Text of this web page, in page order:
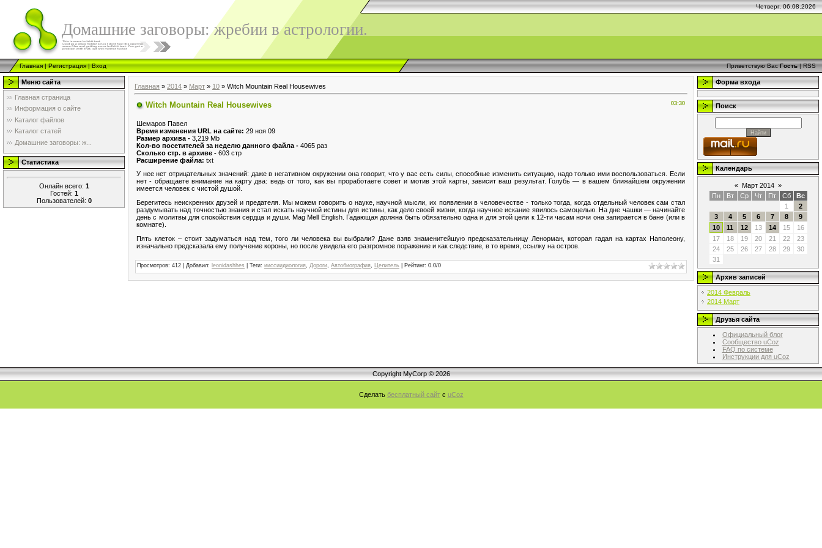
Четверг, 06.08.2026
Домашние заговоры: жребии в астрологии.
Главная|Регистрация|Вход Приветствую Вас Гость|RSS
Меню сайта
Главная страница
Информация о сайте
Каталог файлов
Каталог статей
Домашние заговоры: ж...
Статистика
Онлайн всего: 1
Гостей: 1
Пользователей: 0
Главная » 2014 » Март » 10 » Witch Mountain Real Housewives
03:30
Witch Mountain Real Housewives
Шемаров Павел
Время изменения URL на сайте: 29 ноя 09
Размер архива - 3,219 Mb
Кол-во посетителей за неделю данного файла - 4065 раз
Сколько стр. в архиве - 603 стр
Расширение файла: txt
У нее нет отрицательных значений: даже в негативном окружении она говорит, что у вас есть силы, способные изменить ситуацию, надо только ими воспользоваться. Если
нет - обращаете внимание на карту два: ведь от того, как вы проработаете совет и мотив этой карты, зависит ваш результат. Голубь — в вашем ближайшем окружении
имеется человек с чистой душой.
Берегитесь неискренних друзей и предателя. Мы можем говорить о науке, научной мысли, их появлении в человечестве - только тогда, когда отдельный человек сам стал
раздумывать над точностью знания и стал искать научной истины для истины, как дело своей жизни, когда научное искание явилось самоцелью. На дне чашки — начинайте
день с молитвы для спокойствия сердца и души. Mag Mell English. Гадающая должна быть обязательно одна и для этой цели к 12-ти часам ночи она запирается в бане (или в
комнате).
Пять клеток – стоит задуматься над тем, того ли человека вы выбрали? Даже взяв знаменитейшую предсказательницу Ленорман, которая гадая на картах Наполеону,
изначально предсказала ему получение короны, но после увидела его разгромное поражение и как следствие, в то время, ссылку на остров.
Просмотров: 412 Добавил: leonidashhes Теги: ииссиидиология Дороги Автобиография Целитель Рейтинг: 0.0/0
Форма входа
Поиск
Календарь
« Март 2014 »
Пн
Вт Ср Чт Пт Сб
Вс
1
2
3
4 5 6 7 8
9
10
11 12 13 14 15
16
17
18 19 20 21 22
23
24
25 26 27 28 29
30
31
Архив записей
2014 Февраль
2014 Март
Друзья сайта
Официальный блог
Сообщество uCoz
FAQ по системе
Инструкции для uCoz
Copyright MyCorp © 2026
Сделать бесплатный сайтс uCoz